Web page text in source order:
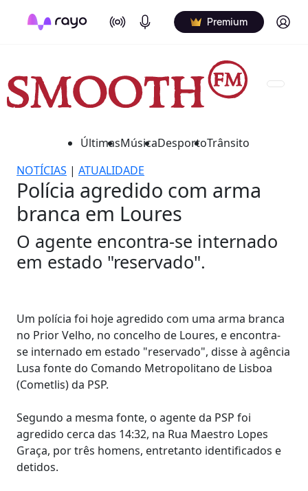
On Air Podcasts Premium Log in
ÚltimasMúsicaDesportoTrânsito
NOTÍCIAS | ATUALIDADE
Polícia agredido com arma
branca em Loures
O agente encontra-se internado
em estado "reservado".
Um polícia foi hoje agredido com uma arma branca
no Prior Velho, no concelho de Loures, e encontra-
se internado em estado "reservado", disse à agência
Lusa fonte do Comando Metropolitano de Lisboa
(Cometlis) da PSP.
Segundo a mesma fonte, o agente da PSP foi
agredido cerca das 14:32, na Rua Maestro Lopes
Graça, por três homens, entretanto identificados e
detidos.